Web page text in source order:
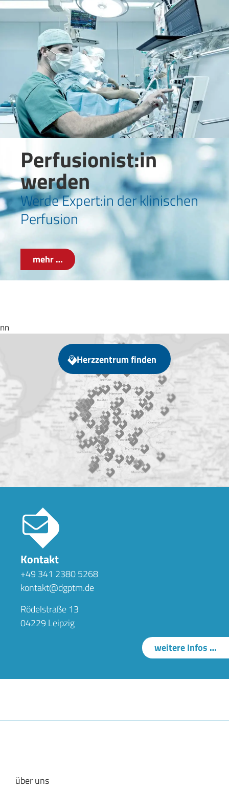
Perfusio­nist:in
werden
Werde Expert:in der klinischen
Perfusion
mehr …
Kontakt
+49 341 2380 5268
kontakt@dgptm.de
Rödelstraße 13
04229 Leipzig
weitere Infos …
Herzzentrum finden
nn
über uns